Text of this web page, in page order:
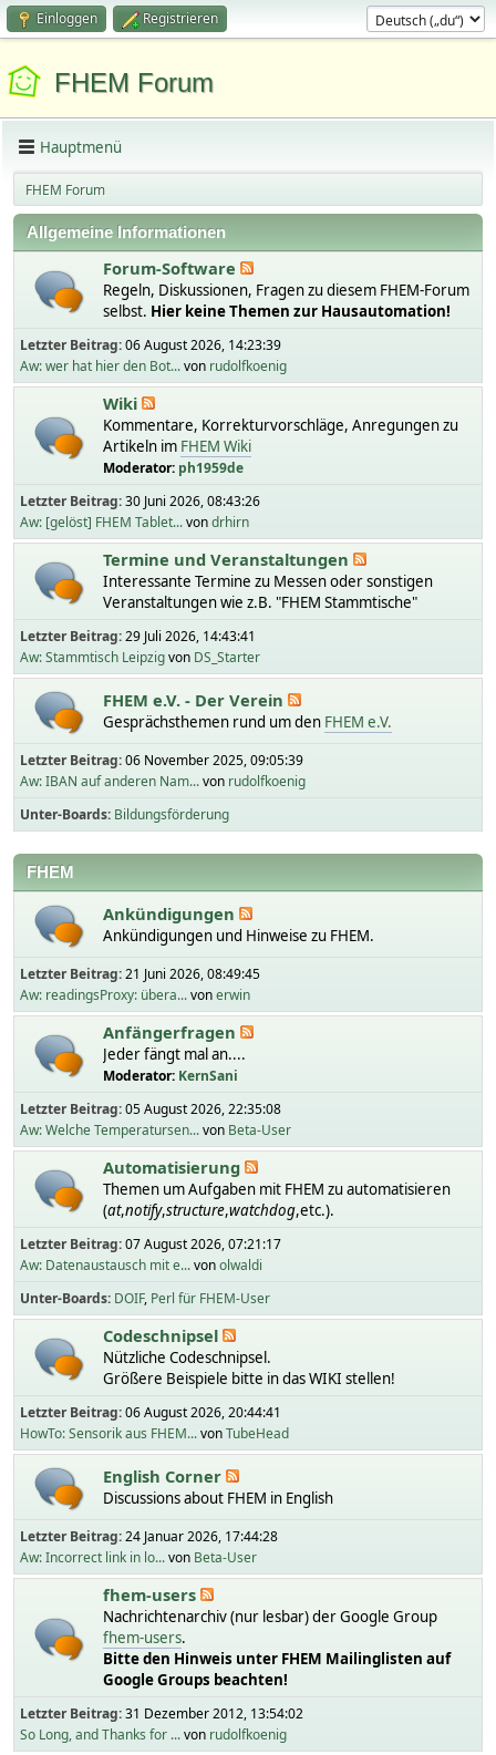
Einloggen Registrieren
FHEM Forum
Hauptmenü
FHEM Forum
Allgemeine Informationen
Forum-Software
Regeln, Diskussionen, Fragen zu diesem FHEM-Forum
selbst. Hier keine Themen zur Hausautomation!
Letzter Beitrag:06 August 2026, 14:23:39
Aw: wer hat hier den Bot...von rudolfkoenig
Wiki
Kommentare, Korrekturvorschläge, Anregungen zu
Artikeln im FHEM Wiki
Moderator: ph1959de
Letzter Beitrag:30 Juni 2026, 08:43:26
Aw: [gelöst] FHEM Tablet...vondrhirn
Termine und Veranstaltungen
Interessante Termine zu Messen oder sonstigen
Veranstaltungen wie z.B. "FHEM Stammtische"
Letzter Beitrag:29 Juli 2026, 14:43:41
Aw: Stammtisch Leipzigvon DS_Starter
FHEM e.V. - Der Verein
Gesprächsthemen rund um den FHEM e.V.
Letzter Beitrag:06 November 2025, 09:05:39
Aw: IBAN auf anderen Nam...von rudolfkoenig
Unter-Boards Bildungsförderung
FHEM
Ankündigungen
Ankündigungen und Hinweise zu FHEM.
Letzter Beitrag:21 Juni 2026, 08:49:45
Aw: readingsProxy: übera...vonerwin
Anfängerfragen
Jeder fängt mal an....
Moderator: KernSani
Letzter Beitrag:05 August 2026, 22:35:08
Aw: Welche Temperatursen...von Beta-User
Automatisierung
Themen um Aufgaben mit FHEM zu automatisieren
(at,notify,structure,watchdog,etc.).
Letzter Beitrag:07 August 2026, 07:21:17
Aw: Datenaustausch mit e...vonolwaldi
Unter-Boards DOIF Perl für FHEM-User
Codeschnipsel
Nützliche Codeschnipsel.
Größere Beispiele bitte in das WIKI stellen!
Letzter Beitrag:06 August 2026, 20:44:41
HowTo: Sensorik aus FHEM...vonTubeHead
English Corner
Discussions about FHEM in English
Letzter Beitrag:24 Januar 2026, 17:44:28
Aw: Incorrect link in lo...von Beta-User
fhem-users
Nachrichtenarchiv (nur lesbar) der Google Group
fhem-users.
Bitte den Hinweis unter FHEM Mailinglisten auf
Google Groups beachten!
Letzter Beitrag:31 Dezember 2012, 13:54:02
So Long, and Thanks for ...von rudolfkoenig